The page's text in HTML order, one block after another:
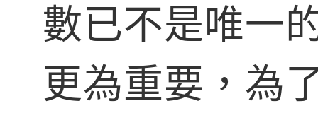
數已不是唯一
更為重要，為